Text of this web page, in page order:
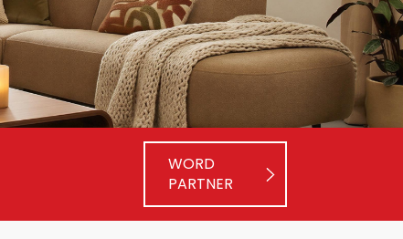
WORD
PARTNER